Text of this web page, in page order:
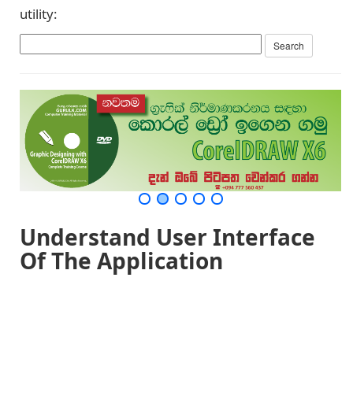
utility:
Understand User Interface
Of The Application